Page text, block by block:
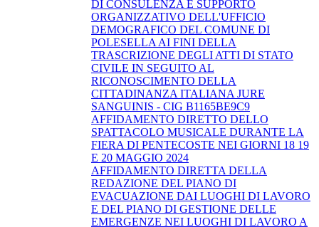
DI CONSULENZA E SUPPORTO
ORGANIZZATIVO DELL'UFFICIO
DEMOGRAFICO DEL COMUNE DI
POLESELLA AI FINI DELLA
TRASCRIZIONE DEGLI ATTI DI STATO
CIVILE IN SEGUITO AL
RICONOSCIMENTO DELLA
CITTADINANZA ITALIANA JURE
SANGUINIS - CIG B1165BE9C9
AFFIDAMENTO DIRETTO DELLO
SPATTACOLO MUSICALE DURANTE LA
FIERA DI PENTECOSTE NEI GIORNI 18 19
E 20 MAGGIO 2024
AFFIDAMENTO DIRETTA DELLA
REDAZIONE DEL PIANO DI
EVACUAZIONE DAI LUOGHI DI LAVORO
E DEL PIANO DI GESTIONE DELLE
EMERGENZE NEI LUOGHI DI LAVORO A